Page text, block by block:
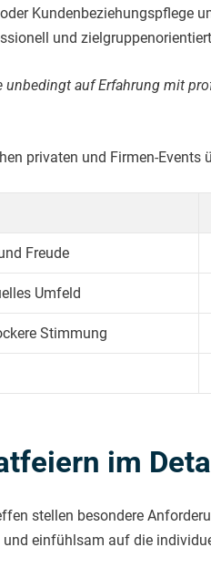
Kundenbeziehungspflege
und
auf Erfahrung mit
privaten und Firmen-Events
Freude
Umfeld
Stimmung
im
stellen besondere
einfühlsam auf die